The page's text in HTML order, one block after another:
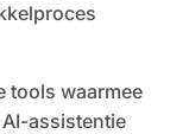
tools waarmee
assistentie